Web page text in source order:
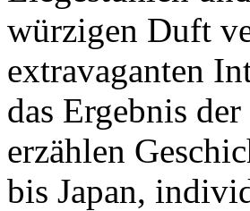
würzigen Duft
extravaganten
das Ergebnis
erzählen
bis Japan,